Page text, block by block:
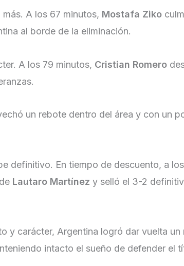
A los 67 minutos, Mostafa Ziko
al borde de la eliminación.
A los 79 minutos, Cristian Romero
un rebote dentro del área y con un
definitivo. En tiempo de descuento, a
Lautaro Martínez y selló el 3-2
y carácter, Argentina logró dar vuelta un
intacto el sueño de defender el